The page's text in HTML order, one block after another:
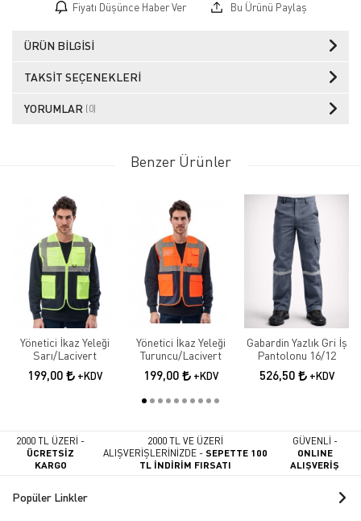
Fiyatı Düşünce Haber Ver Bu Ürünü Paylaş
ÜRÜN BILGISI
TAKSIT SEÇENEKLERI
YORUMLAR (0)
Benzer Ürünler
Yönetici İkaz Yeleği
Sarı/Lacivert
199,00 +KDV
Yönetici İkaz Yeleği
Turuncu/Lacivert
199,00 +KDV
Gabardin Yazlık Gri İş
Pantolonu 16/12
526,50 +KDV
2000 TL ÜZERİ -
ÜCRETSİZ
KARGO
2000 TL VE ÜZERİ
ALIŞVERİŞLERİNİZDE -SEPETTE 100
TL İNDİRİM FIRSATI
GÜVENLİ -
ONLINE
ALIŞVERİŞ
Popüler Linkler